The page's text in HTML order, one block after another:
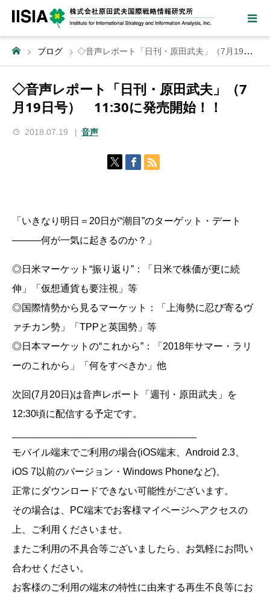
ブログ ◇音声レポート「日刊・原田武夫」（7月19日号） 11:30に発売開始！！
◇音声レポート「日刊・原田武夫」（7
月19日号） 11:30に発売開始！！
2018.07.19 音声
「いきなり明日＝20日が“潮目”のターゲット・デート
―――何が一気に起きるのか？」
◎日米マーケット“振り返り”：「日米で株価が更に続
伸」「仮想通貨も要注視」等
◎国際情勢から見るマーケット：「上海勢に忍び寄るヴ
ァチカン勢」「TPPと英国勢」等
◎日本マーケットの“これから”：「2018年サマー・ラリ
ーのこれから」「何をすべきか」他
次回(7月20日)は音声レポート「週刊・原田武夫」を
12:30頃に配信する予定です。
モバイル端末でご利用の場合(iOS端末、Android 2.3、
iOS 7以前のバージョン・Windows Phoneなど)、
正常にダウンロードできない可能性がございます。
その場合は、PC端末でお客様マイページへアクセスの
上、ご利用くださいませ。
またご利用の不具合等ございましたら、お気軽にお問い
合わせください。
お客様のご利用の端末の特性に由来する再生不良等にお